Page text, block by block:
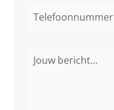
bericht